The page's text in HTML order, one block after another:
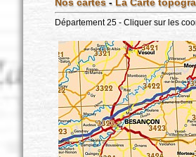
Département 25 - Cliquer sur les